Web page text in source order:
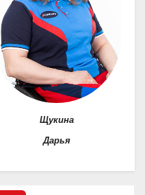
Щукина
Дарья